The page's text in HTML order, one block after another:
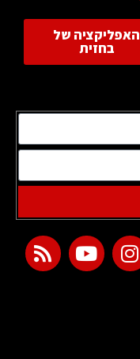
האפליקציה של
בחזית